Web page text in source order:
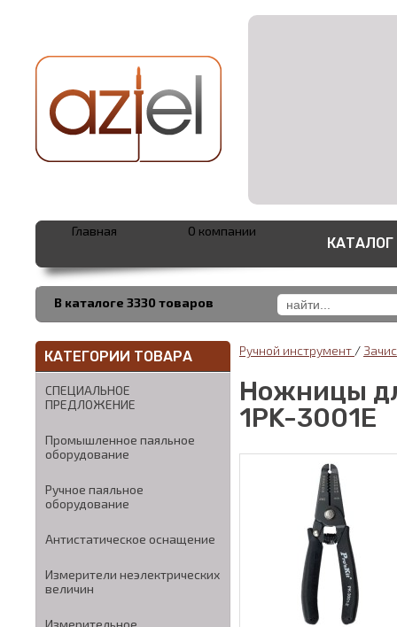
В каталоге 3330 товаров
Главная О компании
КАТАЛОГ
КАТЕГОРИИ ТОВАРА
СПЕЦИАЛЬНОЕ
ПРЕДЛОЖЕНИЕ
Промышленное паяльное
оборудование
Ручное паяльное
оборудование
Антистатическое оснащение
Измерители неэлектрических
величин
Измерительное
Ручной инструмент /
Ножницы
1PK-3001E